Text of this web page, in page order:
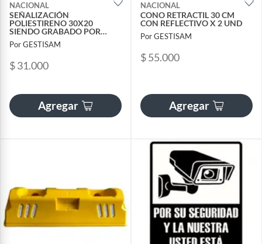
NACIONAL
SEÑALIZACIÓN
POLIESTIRENO 30X20
SIENDO GRABADO POR
CAMARAS
Por GESTISAM
$ 31.000
Agregar
NACIONAL
CONO RETRACTIL 30 CM
CON REFLECTIVO X 2 UND
Por GESTISAM
$ 55.000
Agregar